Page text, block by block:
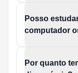
Posso
computador
Por quanto